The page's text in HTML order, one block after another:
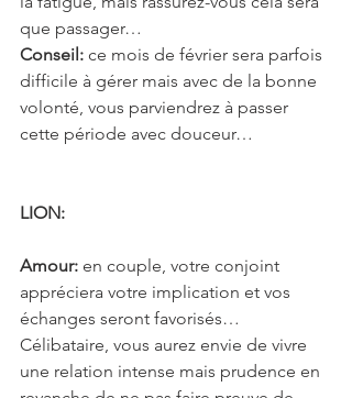
que passager…
Conseil: ce mois de février sera parfois
difficile à gérer mais avec de la bonne
volonté, vous parviendrez à passer
cette période avec douceur…
LION:
Amour: en couple, votre conjoint
appréciera votre implication et vos
échanges seront favorisés…
Célibataire, vous aurez envie de vivre
une relation intense mais prudence en